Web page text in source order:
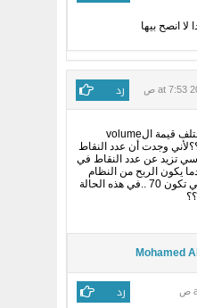
انصح بيها
رد
أخ محمد شكرا لك ..لكن هل تختلف قيمة الvolume
وجدت أن عدد النقاط
تزيد عن عدد النقاط في
يكون الربح من النظام
الرباعي 15 نقطة ففي الخماسي تكون 70 ..في هذه الحالة
Mohamed
رد